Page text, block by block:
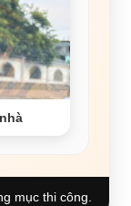
mục thi công.